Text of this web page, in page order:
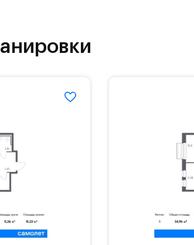
возведут детский сад и школу.
посещения частной гимназии